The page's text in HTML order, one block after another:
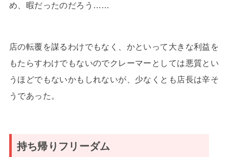
め、暇だったのだろう……
店の転覆を謀るわけでもなく、かといって大きな利益を
もたらすわけでもないのでクレーマーとしては悪質とい
うほどでもないかもしれないが、少なくとも店長は辛そ
うであった。
持ち帰りフリーダム